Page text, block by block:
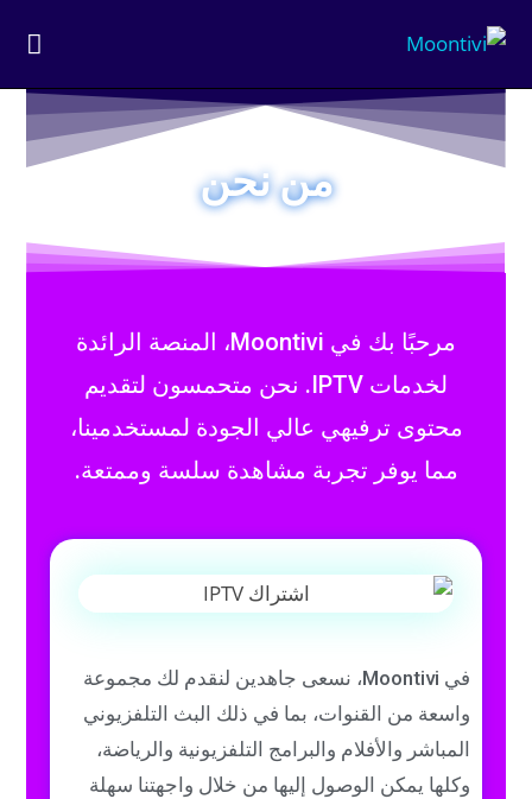
من نحن
مرحبًا بك في Moontivi، المنصة الرائدة
لخدمات IPTV. نحن متحمسون لتقديم
محتوى ترفيهي عالي الجودة لمستخدمينا،
مما يوفر تجربة مشاهدة سلسة وممتعة.
في Moontivi، نسعى جاهدين لنقدم لك مجموعة
واسعة من القنوات، بما في ذلك البث التلفزيوني
المباشر والأفلام والبرامج التلفزيونية والرياضة،
وكلها يمكن الوصول إليها من خلال واجهتنا سهلة